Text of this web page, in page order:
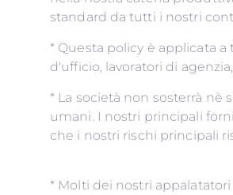
standard
* Questa policy è applicata
d'ufficio, lavoratori di
* La società non sosterrà
umani. I nostri principali
che i nostri rischi
* Molti dei nostri